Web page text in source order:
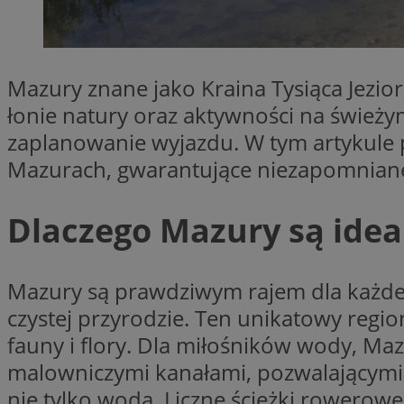
Mazury znane jako Kraina Tysiąca
łonie natury oraz aktywności na
zaplanowanie wyjazdu. W tym
Mazurach, gwarantujące
Dlaczego Mazury są
Mazury są prawdziwym rajem dla
czystej przyrodzie. Ten unikatowy
fauny i flory. Dla miłośników wody,
malowniczymi kanałami,
_ga_QJYQY75XFT
_clck
bitoIsSecure
MR
MUID
SRM_B
google_push
__Secure-YNID